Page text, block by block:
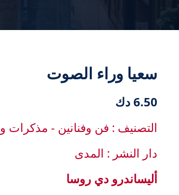
6.50 دك
التصنيف : فن وفنانين - مذكرات
دار النشر : المدى
أليساندرو دي روسا